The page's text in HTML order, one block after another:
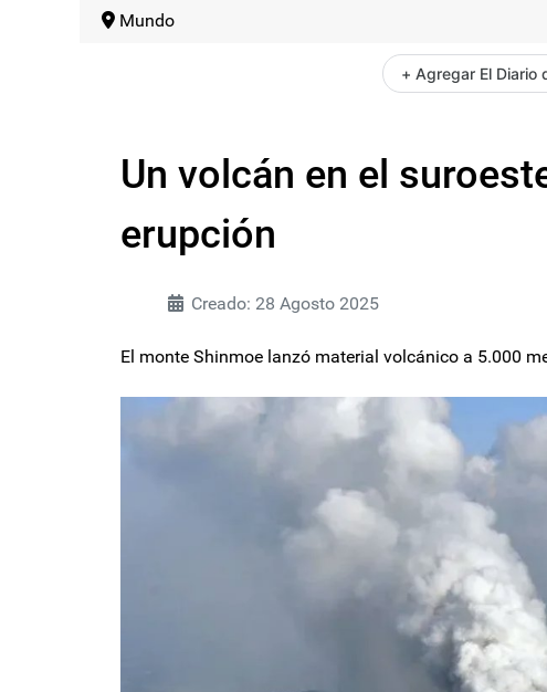
Mundo
+ Agregar El Diario
Un volcán en el
erupción
Creado: 28 Agosto 2025
El monte Shinmoe lanzó material volcánico a 5.000